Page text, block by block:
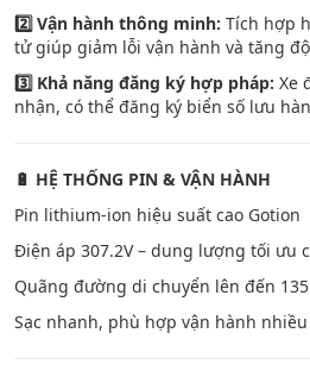
2️Vận hành thông minh: Tích hợp
tử giúp giảm lỗi vận hành và tăng
3️Khả năng đăng ký hợp pháp: Xe
nhận, có thể đăng ký biển số lưu
🔋 HỆ THỐNG PIN & VẬN HÀNH
Pin lithium-ion hiệu suất cao Gotion
Điện áp 307.2V – dung lượng tối ưu
Quãng đường di chuyển lên đến
Sạc nhanh, phù hợp vận hành